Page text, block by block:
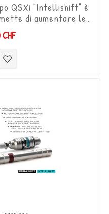
QSXi "Intellishift" è
di aumentare le
utilizzare la frizione.
con connettori